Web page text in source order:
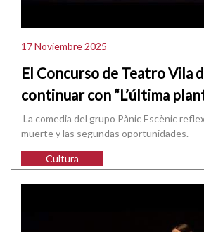
17 Noviembre 2025
El Concurso de Teatro Vila
continuar con “L’última
La comedia del grupo Pànic Escènic
muerte y las segundas oportunidades.
Cultura